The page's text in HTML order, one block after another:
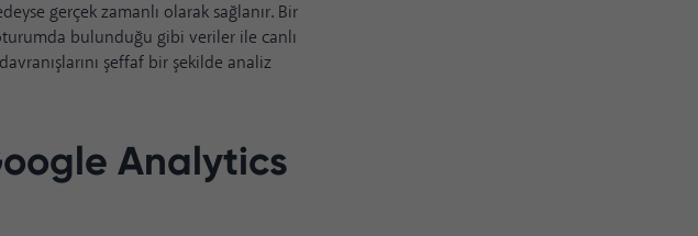
gerçek zamanlı olarak sağlanır. Bir
bulunduğu gibi veriler ile canlı
şeffaf bir şekilde analiz
Analytics